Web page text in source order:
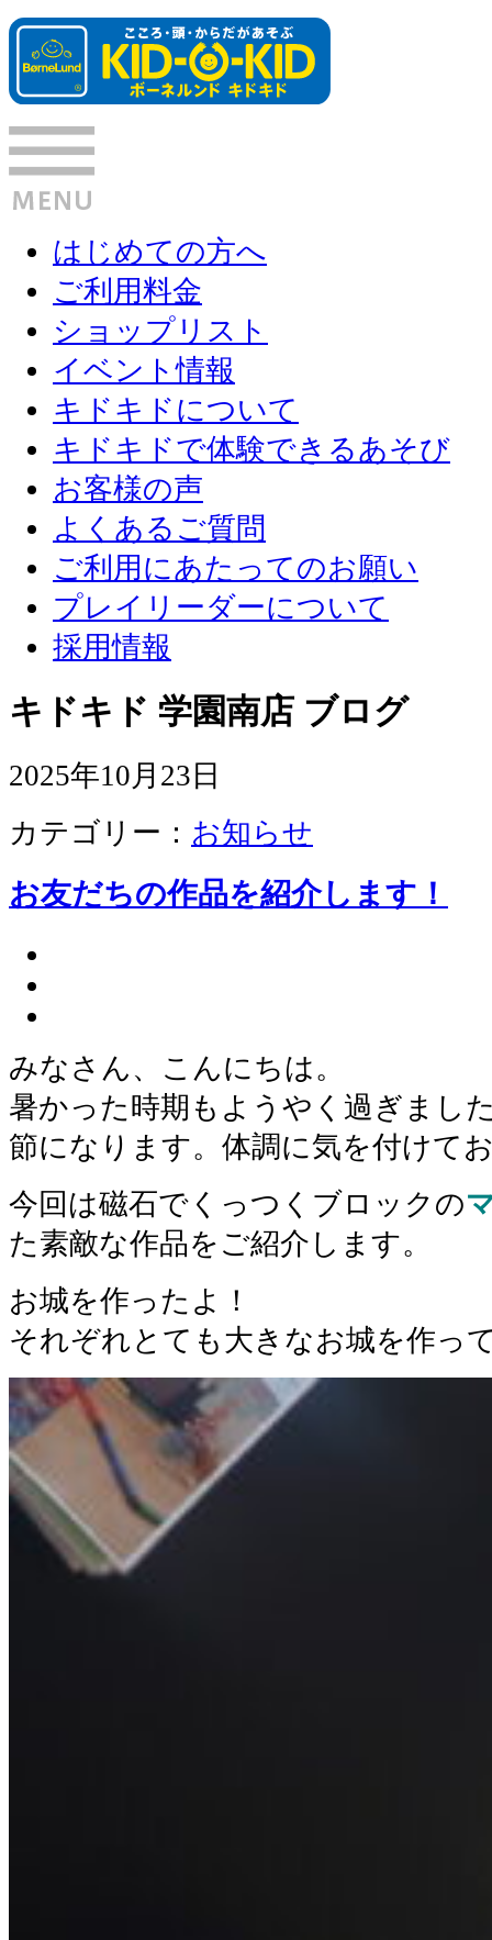
はじめての方へ
ご利用料金
ショップリスト
イベント情報
キドキドについて
キドキドで体験できるあそび
お客様の声
よくあるご質問
ご利用にあたってのお願い
プレイリーダーについて
採用情報
キドキド 学園南店 ブログ
2025年10月23日
カテゴリー： お知らせ
お友だちの作品を紹介します！
みなさん、こんにちは。
暑かった時期もようやく過ぎまし
節になります。体調に気を付けて
今回は磁石でくっつくブロックの
た素敵な作品をご紹介します。
お城を作ったよ！
それぞれとても大きなお城を作っ